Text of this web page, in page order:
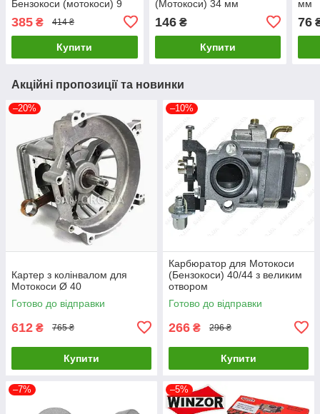
Бензокоси (мотокоси) 9
385 ₴ 414 ₴
Купити
(Мотокоси) 34 мм
146₴
Купити
мм
76
Акційні пропозиції та новинки
–20%
Картер з колінвалом для
Мотокоси Ø 40
Готово до відправки
612 ₴ 765 ₴
Купити
–10%
Карбюратор для Мотокоси
(Бензокоси) 40/44 з великим
отвором
Готово до відправки
266 ₴ 296 ₴
Купити
–7% –5%